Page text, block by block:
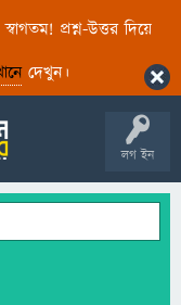
প্রশ্ন-উত্তর দিয়ে
দেখুন।
লগ ইন